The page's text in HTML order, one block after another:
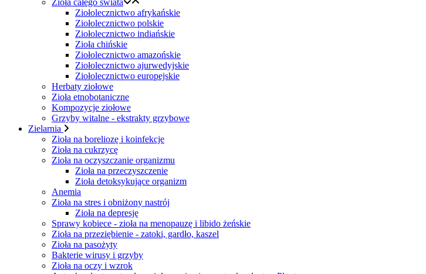
Zioła całego świata
Ziołolecznictwo afrykańskie
Ziołolecznictwo polskie
Ziołolecznictwo indiańskie
Zioła chińskie
Ziołolecznictwo amazońskie
Ziołolecznictwo ajurwedyjskie
Ziołolecznictwo europejskie
Herbaty ziołowe
Zioła etnobotaniczne
Kompozycje ziołowe
Grzyby witalne - ekstrakty grzybowe
Zielarnia
Zioła na boreliozę i koinfekcje
Zioła na cukrzycę
Zioła na oczyszczanie organizmu
Zioła na przeczyszczenie
Zioła detoksykujące organizm
Anemia
Zioła na stres i obniżony nastrój
Zioła na depresję
Sprawy kobiece - zioła na menopauzę i libido żeńskie
Zioła na przeziębienie - zatoki, gardło, kaszel
Zioła na pasożyty
Bakterie wirusy i grzyby
Zioła na oczy i wzrok